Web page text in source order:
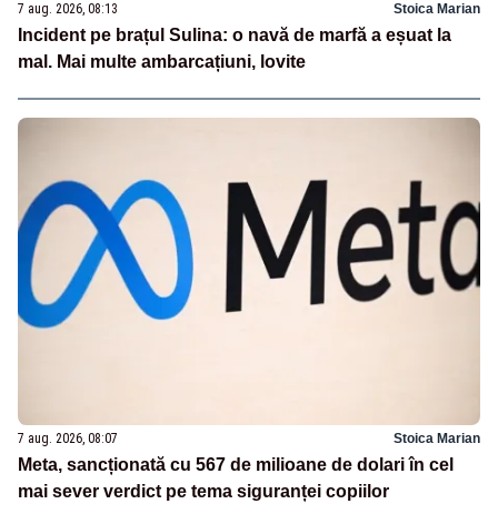
7 aug. 2026, 08:13 Stoica Marian
Incident pe brațul Sulina: o navă de marfă a eșuat la
mal. Mai multe ambarcațiuni, lovite
7 aug. 2026, 08:07 Stoica Marian
Meta, sancționată cu 567 de milioane de dolari în cel
mai sever verdict pe tema siguranței copiilor